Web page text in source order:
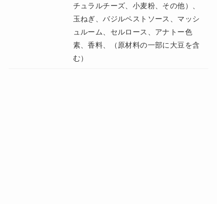
チュラルチーズ、小麦粉、その他）、
玉ねぎ、バジルペストソース、マッシ
ュルーム、セルロース、アナトー色
素、香料、（原材料の一部に大豆を含
む）